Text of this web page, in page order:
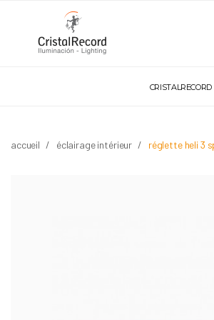
CRISTALRECORD
accueil éclairage intérieur réglette heli 3